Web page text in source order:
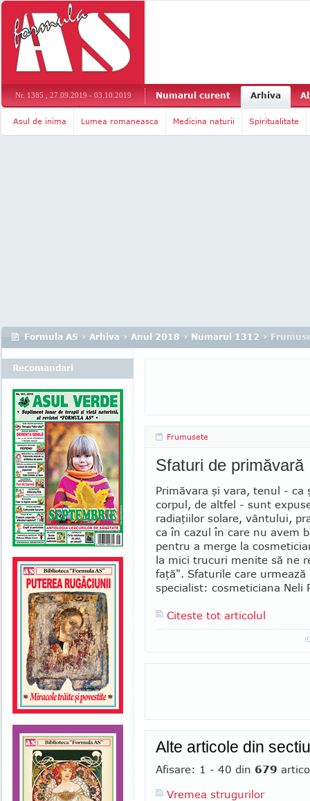
Nr. 1385 , 27.09.2019 - 03.10.2019 Numarul curent Arhiva
Asul de inima Lumea romaneasca Medicina naturii Spiritualitate
Formula AS › Arhiva › Anul 2018 › Numarul 1312 ›
Frumusete
Sfaturi de primăvară
Primăvara şi vara, tenul - ca
corpul, de altfel - sunt
radiaţiilor so­lare, vântului,
ca în ca­zul în care nu avem
pen­tru a merge la
la mici trucuri menite să ne
faţă". Sfaturile care
specialist: cosmeticiana Neli
Citeste tot articolul
Alte articole din
Afisare: 1 - 40 din 679
Vremea strugurilor
Recomandari